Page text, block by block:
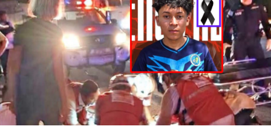
En este contexto, la Cepal, citada por BBC, prevé una
reducción del fenómeno para 2023, aunque afirma que
la reducción será menor a la esperada.
«La inflación en 2023 será menor que en 2022, pero no
tan baja como antes de la pandemia», señaló el
secretario ejecutivo de la Cepal, José Manuel Salazar-
Xirinachs.
desaparición de H. D.
C., la@FGR_SVactivó
el protocolo de
búsqueda, en
coordinación con la
@PNCSV.